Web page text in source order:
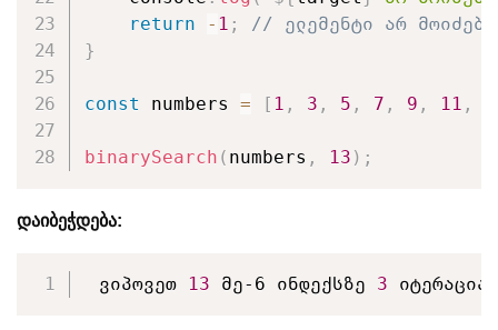
return
- 1 ;
// ელემენტი არ
}
const numbers = [ 1 , 3 , 5 , 7 , 9 , 11 ,
binarySearch ( numbers , 13 ) ;
დაიბეჭდება:
ვიპოვეთ 13 მე-6 ინდექსზე 3